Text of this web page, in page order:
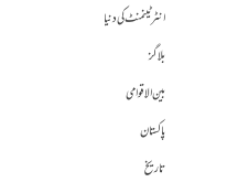
انٹرٹینمنٹ کی دنیا
بلاگز
بین الاقوامی
پاکستان
تاریخ